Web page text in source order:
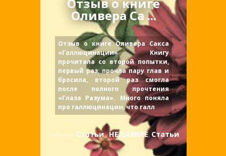
Отзыв о книге
Оливера Са ...
Отзыв о книге Оливера Сакса
«Галлюцинации» Книгу
прочитала со второй попытки,
первый раз, прочла пару глав и
бросила, второй раз смогла
после полного прочтения
«Глаза Разума». Много поняла
про галлюцинации, что галл
Рубрики: Статьи,НЕДАВНЕЕ,Статьи